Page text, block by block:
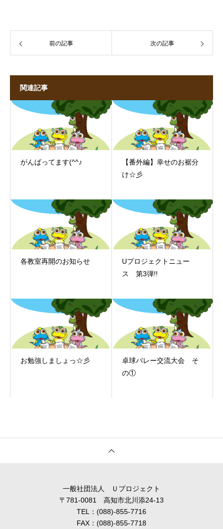
前の記事 次の記事
関連記事
がんばってます(^^♪
【番外編】幸せのお裾分
け☆彡
各教室再開のお知らせ
Uプロジェクトニュー
ス 第3弾!!
お勉強しましょっ☆彡
卓球バレー交流大会 そ
の①
一般社団法人 Ｕプロジェクト
〒781-0081 高知市北川添24-13
TEL：(088)-855-7716
FAX：(088)-855-7718